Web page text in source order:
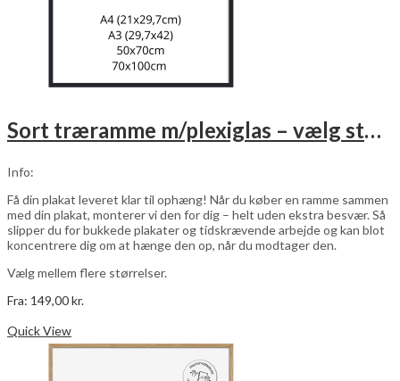
Sort træramme m/plexiglas – vælg størrelse
Info:
Få din plakat leveret klar til ophæng! Når du køber en ramme sammen
med din plakat, monterer vi den for dig – helt uden ekstra besvær. Så
slipper du for bukkede plakater og tidskrævende arbejde og kan blot
koncentrere dig om at hænge den op, når du modtager den.
Vælg mellem flere størrelser.
Fra: 149,00kr.
har
Quick View